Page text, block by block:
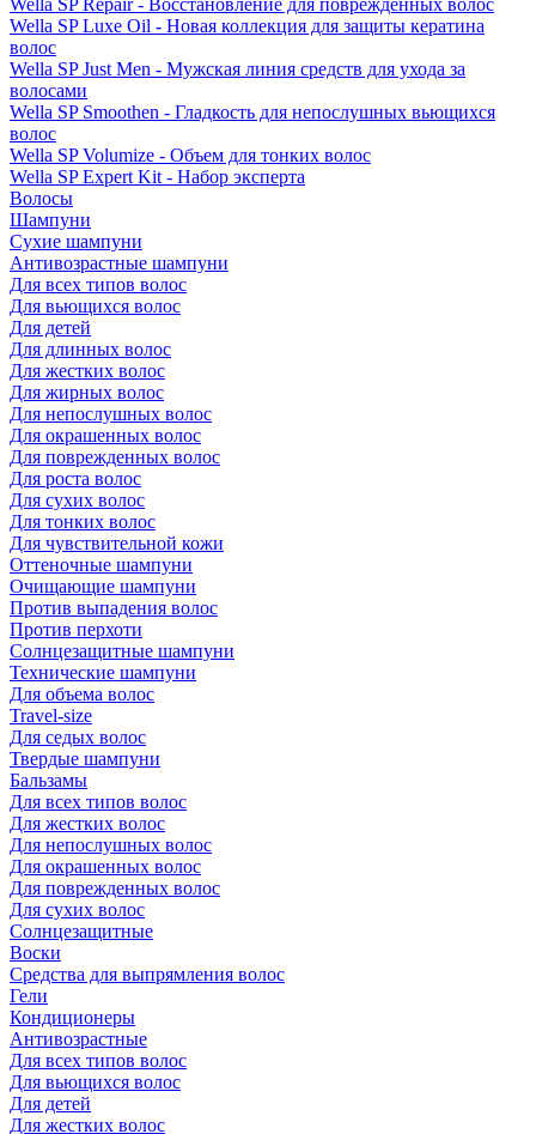
Wella SP Repair - Восстановление для поврежденных волос
Wella SP Luxe Oil - Новая коллекция для защиты кератина
волос
Wella SP Just Men - Мужская линия средств для ухода за
волосами
Wella SP Smoothen - Гладкость для непослушных вьющихся
волос
Wella SP Volumize - Объем для тонких волос
Wella SP Expert Kit - Набор эксперта
Волосы
Шампуни
Сухие шампуни
Антивозрастные шампуни
Для всех типов волос
Для вьющихся волос
Для детей
Для длинных волос
Для жестких волос
Для жирных волос
Для непослушных волос
Для окрашенных волос
Для поврежденных волос
Для роста волос
Для сухих волос
Для тонких волос
Для чувствительной кожи
Оттеночные шампуни
Очищающие шампуни
Против выпадения волос
Против перхоти
Солнцезащитные шампуни
Технические шампуни
Для объема волос
Travel-size
Для седых волос
Твердые шампуни
Бальзамы
Для всех типов волос
Для жестких волос
Для непослушных волос
Для окрашенных волос
Для поврежденных волос
Для сухих волос
Солнцезащитные
Воски
Средства для выпрямления волос
Гели
Кондиционеры
Антивозрастные
Для всех типов волос
Для вьющихся волос
Для детей
Для жестких волос